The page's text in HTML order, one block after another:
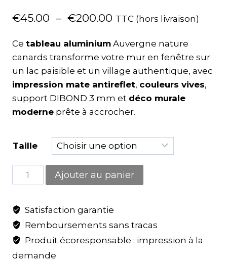
€45.00 – €200.00 TTC (hors livraison)
Ce tableau aluminium Auvergne nature
canards transforme votre mur en fenêtre sur
un lac paisible et un village authentique, avec
impression mate antireflet, couleurs vives,
support DIBOND 3 mm et déco murale
moderne prête à accrocher.
Taille
Ajouter au panier
Satisfaction garantie
Remboursements sans tracas
Produit écoresponsable : impression à la
demande